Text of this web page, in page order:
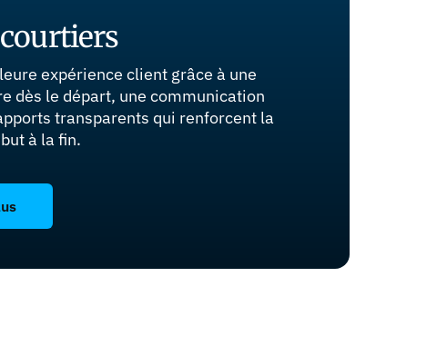
expérience client grâce à une
dès le départ, une communication
transparents qui renforcent la
à la fin.